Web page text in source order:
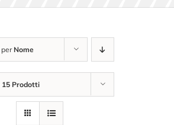
perNome
15 Prodotti